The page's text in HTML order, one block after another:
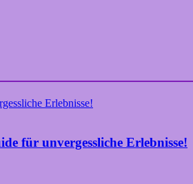
für unvergessliche Erlebnisse!